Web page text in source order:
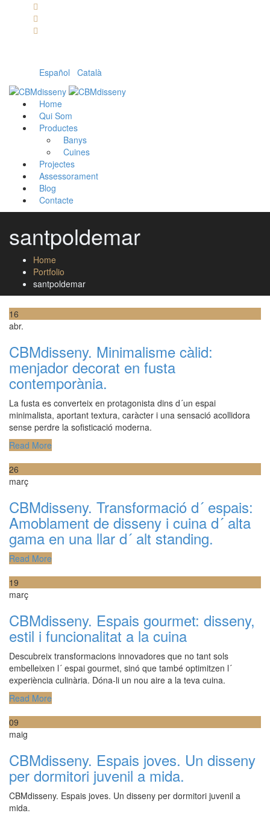
Español Català
Home
Qui Som
Productes
Banys
Cuines
Projectes
Assessorament
Blog
Contacte
santpoldemar
Home
Portfolio
santpoldemar
16
abr.
CBMdisseny. Minimalisme càlid:
menjador decorat en fusta
contemporània.
La fusta es converteix en protagonista dins d´un espai
minimalista, aportant textura, caràcter i una sensació acollidora
sense perdre la sofisticació moderna.
Read More
26
març
CBMdisseny. Transformació d´ espais:
Amoblament de disseny i cuina d´ alta
gama en una llar d´ alt standing.
Read More
19
març
CBMdisseny. Espais gourmet: disseny,
estil i funcionalitat a la cuina
Descubreix transformacions innovadores que no tant sols
embelleixen l´ espai gourmet, sinó que també optimitzen l´
experiència culinària. Dóna-li un nou aire a la teva cuina.
Read More
09
maig
CBMdisseny. Espais joves. Un disseny
per dormitori juvenil a mida.
CBMdisseny. Espais joves. Un disseny per dormitori juvenil a
mida.